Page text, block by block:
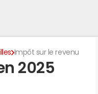
Impôt sur le revenu
2025